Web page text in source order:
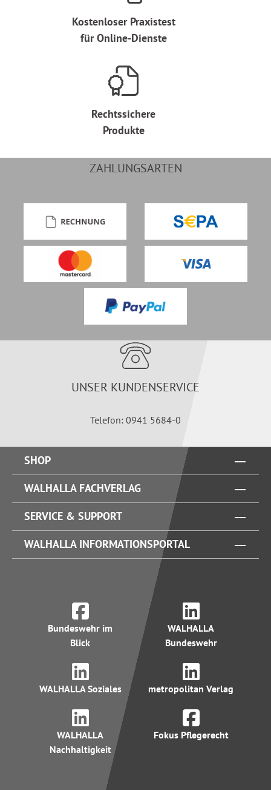
Kostenloser Praxistest
für Online-Dienste
Rechtssichere
Produkte
ZAHLUNGSARTEN
UNSER KUNDENSERVICE
Telefon: 0941 5684-0
SHOP
WALHALLA FACHVERLAG
SERVICE & SUPPORT
WALHALLA INFORMATIONSPORTAL
Bundeswehr im
Blick
WALHALLA
Bundeswehr
WALHALLA Soziales metropolitan Verlag
WALHALLA
Nachhaltigkeit
Fokus Pflegerecht